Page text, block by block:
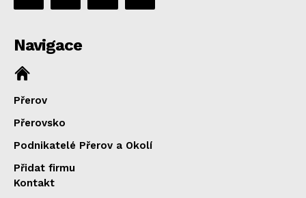
Navigace
Přerov
Přerovsko
Podnikatelé Přerov a Okolí
Přidat firmu
Kontakt